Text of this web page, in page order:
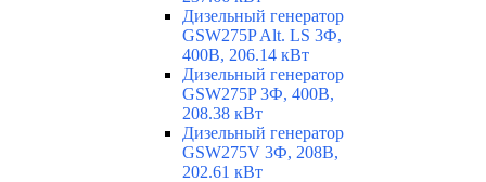
Дизельный генератор
GSW275P Alt. LS 3Ф,
400В, 206.14 кВт
Дизельный генератор
GSW275P 3Ф, 400В,
208.38 кВт
Дизельный генератор
GSW275V 3Ф, 208В,
202.61 кВт